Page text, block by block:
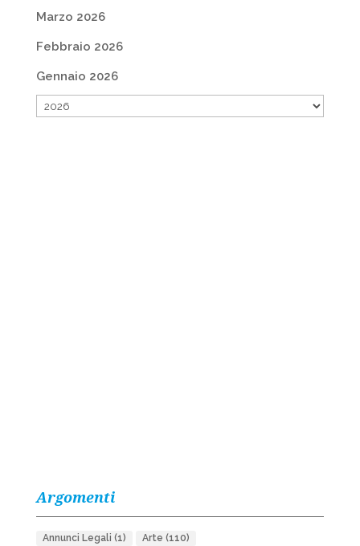
Marzo 2026
Febbraio 2026
Gennaio 2026
Argomenti
Annunci Legali (1) Arte (110)